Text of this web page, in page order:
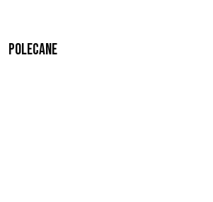
Polecane